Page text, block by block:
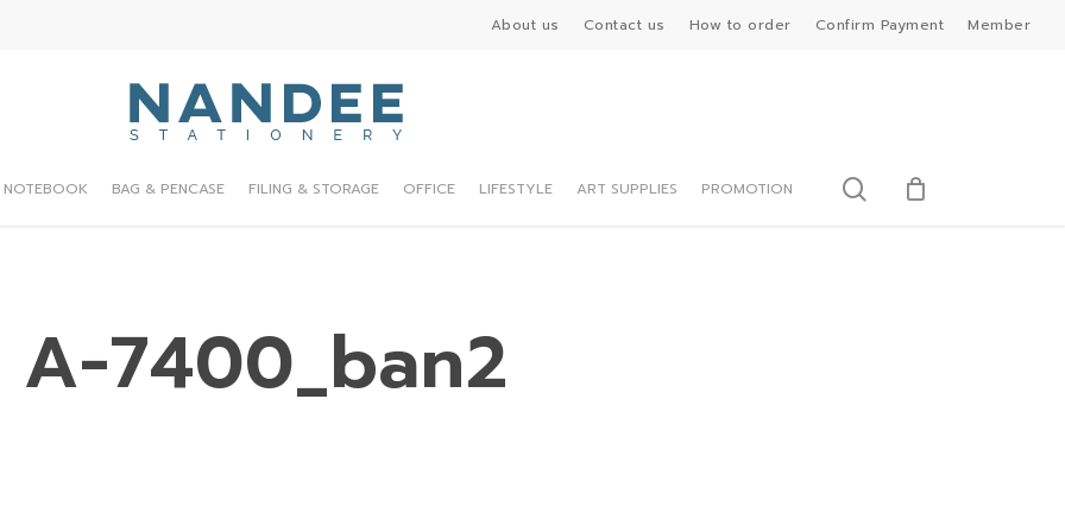
About us Contact us How to order Confirm Payment Member
NOTEBOOK BAG & PENCASE FILING & STORAGE OFFICE LIFESTYLE ART SUPPLIES PROMOTION search
A-7400_ban2